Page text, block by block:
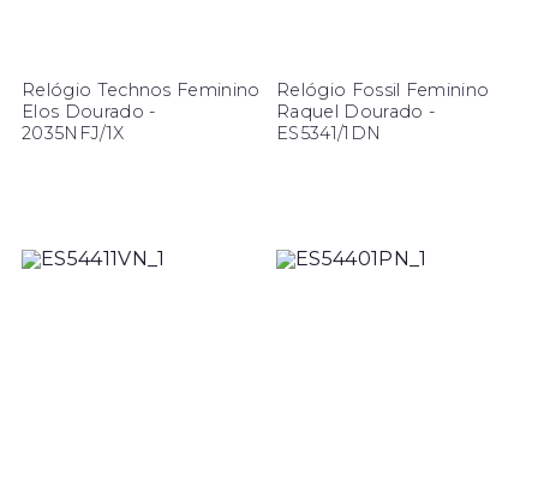
Relógio Technos Feminino
Elos Dourado -
2035NFJ/1X
Relógio Fossil Feminino
Raquel Dourado -
ES5341/1DN